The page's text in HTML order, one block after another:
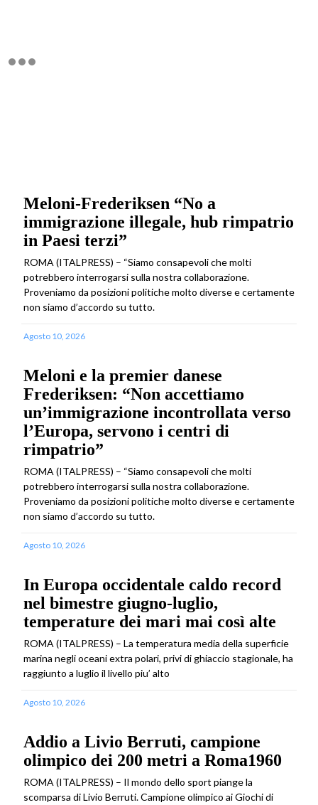
Meloni-Frederiksen “No a
immigrazione illegale, hub rimpatrio
in Paesi terzi”
ROMA (ITALPRESS) – “Siamo consapevoli che molti
potrebbero interrogarsi sulla nostra collaborazione.
Proveniamo da posizioni politiche molto diverse e certamente
non siamo d’accordo su tutto.
Agosto 10, 2026
Meloni e la premier danese
Frederiksen: “Non accettiamo
un’immigrazione incontrollata verso
l’Europa, servono i centri di
rimpatrio”
ROMA (ITALPRESS) – “Siamo consapevoli che molti
potrebbero interrogarsi sulla nostra collaborazione.
Proveniamo da posizioni politiche molto diverse e certamente
non siamo d’accordo su tutto.
Agosto 10, 2026
In Europa occidentale caldo record
nel bimestre giugno-luglio,
temperature dei mari mai così alte
ROMA (ITALPRESS) – La temperatura media della superficie
marina negli oceani extra polari, privi di ghiaccio stagionale, ha
raggiunto a luglio il livello piu’ alto
Agosto 10, 2026
Addio a Livio Berruti, campione
olimpico dei 200 metri a Roma1960
ROMA (ITALPRESS) – Il mondo dello sport piange la
scomparsa di Livio Berruti. Campione olimpico ai Giochi di